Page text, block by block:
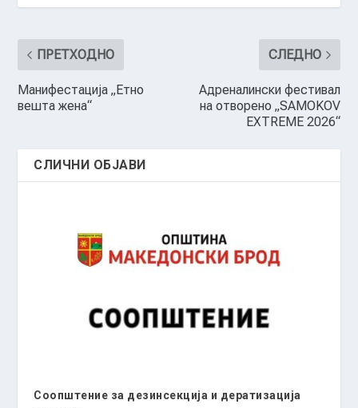
ПРЕТХОДНО
Манифестација „Етно
вешта жена“
СЛЕДНО
Адреналински фестивал
на отворено „SAMOKOV
EXTREME 2026“
СЛИЧНИ ОБЈАВИ
Соопштение за дезинсекција и дератизација